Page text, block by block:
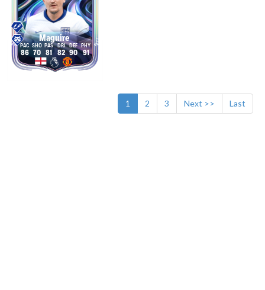
Maguire
86 70 81 82 90 91
1 2 3 Next >> Last